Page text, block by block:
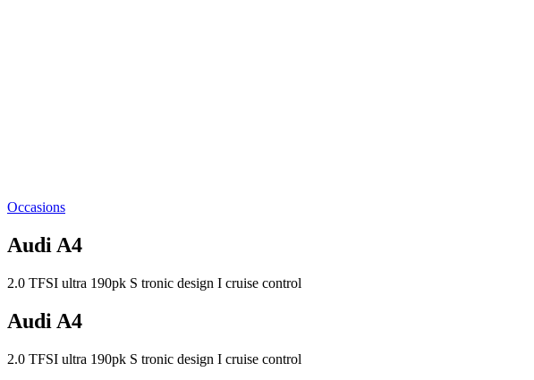
Occasions
Audi A4
2.0 TFSI ultra 190pk S tronic design I cruise control
Audi A4
2.0 TFSI ultra 190pk S tronic design I cruise control